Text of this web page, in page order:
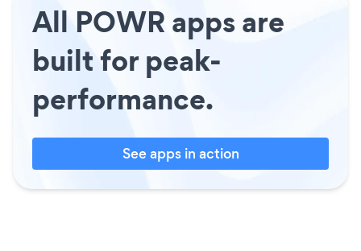
All POWR apps are
built for peak-
performance.
See apps in action